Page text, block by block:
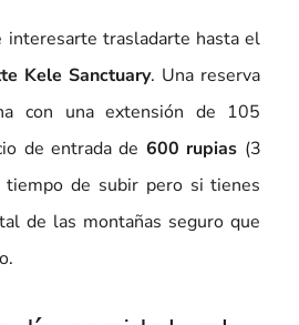
interesarte trasladarte hasta el
Kele Sanctuary. Una reserva
con una extensión de 105
de entrada de 600 rupias (3
tiempo de subir pero si tienes
de las montañas seguro que